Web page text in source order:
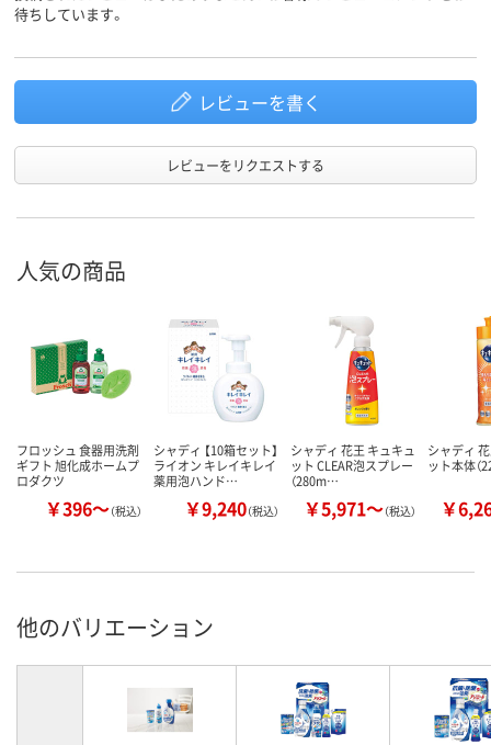
待ちしています。
レビューを書く
レビューをリクエストする
人気の商品
フロッシュ 食器用洗剤
ギフト 旭化成ホームプ
ロダクツ
￥396～（税込）
シャディ 【10箱セット】
ライオン キレイキレイ
薬用泡ハンド…
￥9,240（税込）
シャディ 花王 キュキュ
ット CLEAR泡スプレー
（280m…
￥5,971～（税込）
シャディ
ット本体（
￥
他のバリエーション